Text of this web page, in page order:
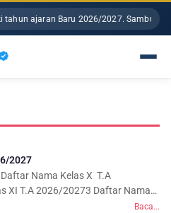
ajaran Baru 2026/2027. Sambut sekolah
2027
Daftar Nama Kelas X T.A
Nama
Baca...